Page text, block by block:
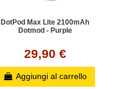
DotPod Max Lite 2100mAh
Dotmod - Purple
29,90 €
Aggiungi al carrello